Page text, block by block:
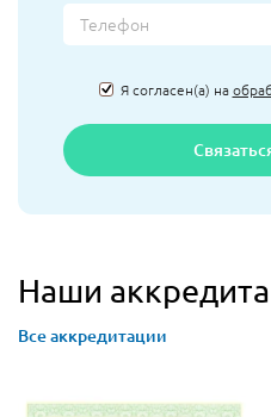
Я согласен(а) на
Наши
Все аккредитации